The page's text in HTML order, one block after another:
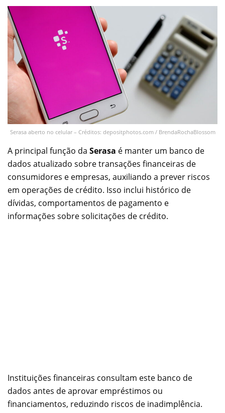
Serasa aberto no celular – Créditos: depositphotos.com / BrendaRochaBlossom
A principal função da Serasa é manter um banco de
dados atualizado sobre transações financeiras de
consumidores e empresas, auxiliando a prever riscos
em operações de crédito. Isso inclui histórico de
dívidas, comportamentos de pagamento e
informações sobre solicitações de crédito.
Instituições financeiras consultam este banco de
dados antes de aprovar empréstimos ou
financiamentos, reduzindo riscos de inadimplência.